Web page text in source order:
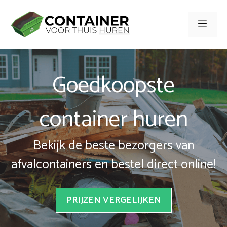
naar
inhoud
Menu
Goedkoopste
container huren
Bekijk de beste bezorgers van
afvalcontainers en bestel direct online!
PRIJZEN VERGELIJKEN